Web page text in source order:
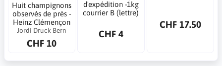
Huit champignons
observés de près -
Heinz Clémençon
Jordi Druck Bern
CHF 10
d'expédition -1kg
courrier B (lettre)
CHF 4
CHF 17.50